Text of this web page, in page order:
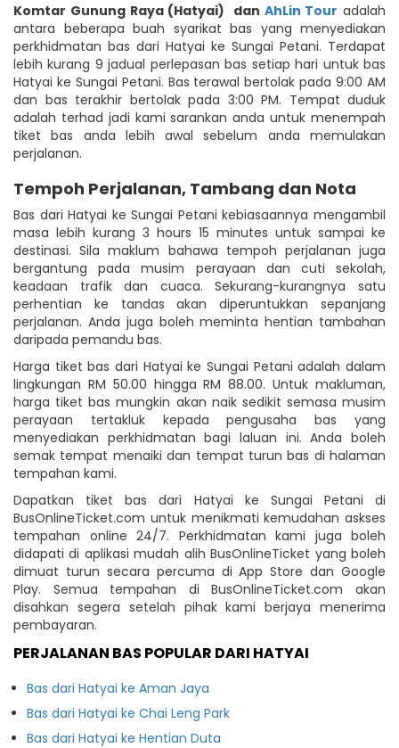
Komtar Gunung Raya (Hatyai) dan AhLin Tour adalah
antara beberapa buah syarikat bas yang menyediakan
perkhidmatan bas dari Hatyai ke Sungai Petani. Terdapat
lebih kurang 9 jadual perlepasan bas setiap hari untuk bas
Hatyai ke Sungai Petani. Bas terawal bertolak pada 9:00 AM
dan bas terakhir bertolak pada 3:00 PM. Tempat duduk
adalah terhad jadi kami sarankan anda untuk menempah
tiket bas anda lebih awal sebelum anda memulakan
perjalanan.
Tempoh Perjalanan, Tambang dan Nota
Bas dari Hatyai ke Sungai Petani kebiasaannya mengambil
masa lebih kurang 3 hours 15 minutes untuk sampai ke
destinasi. Sila maklum bahawa tempoh perjalanan juga
bergantung pada musim perayaan dan cuti sekolah,
keadaan trafik dan cuaca. Sekurang-kurangnya satu
perhentian ke tandas akan diperuntukkan sepanjang
perjalanan. Anda juga boleh meminta hentian tambahan
daripada pemandu bas.
Harga tiket bas dari Hatyai ke Sungai Petani adalah dalam
lingkungan RM 50.00 hingga RM 88.00. Untuk makluman,
harga tiket bas mungkin akan naik sedikit semasa musim
perayaan tertakluk kepada pengusaha bas yang
menyediakan perkhidmatan bagi laluan ini. Anda boleh
semak tempat menaiki dan tempat turun bas di halaman
tempahan kami.
Dapatkan tiket bas dari Hatyai ke Sungai Petani di
BusOnlineTicket.com untuk menikmati kemudahan askses
tempahan online 24/7. Perkhidmatan kami juga boleh
didapati di aplikasi mudah alih BusOnlineTicket yang boleh
dimuat turun secara percuma di App Store dan Google
Play. Semua tempahan di BusOnlineTicket.com akan
disahkan segera setelah pihak kami berjaya menerima
pembayaran.
PERJALANAN BAS POPULAR DARI HATYAI
Bas dari Hatyai ke Aman Jaya
Bas dari Hatyai ke Chai Leng Park
Bas dari Hatyai ke Hentian Duta